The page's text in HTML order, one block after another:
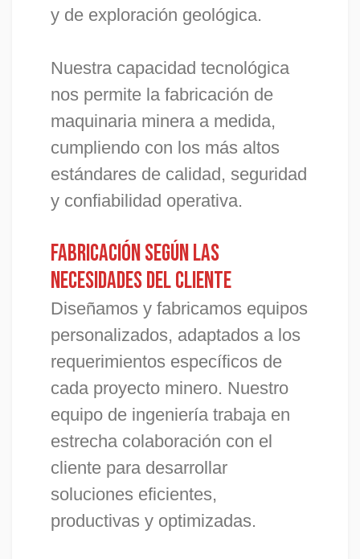
y de exploración geológica.
Nuestra capacidad tecnológica
nos permite la fabricación de
maquinaria minera a medida,
cumpliendo con los más altos
estándares de calidad, seguridad
y confiabilidad operativa.
Fabricación según las
necesidades del cliente
Diseñamos y fabricamos equipos
personalizados, adaptados a los
requerimientos específicos de
cada proyecto minero. Nuestro
equipo de ingeniería trabaja en
estrecha colaboración con el
cliente para desarrollar
soluciones eficientes,
productivas y optimizadas.